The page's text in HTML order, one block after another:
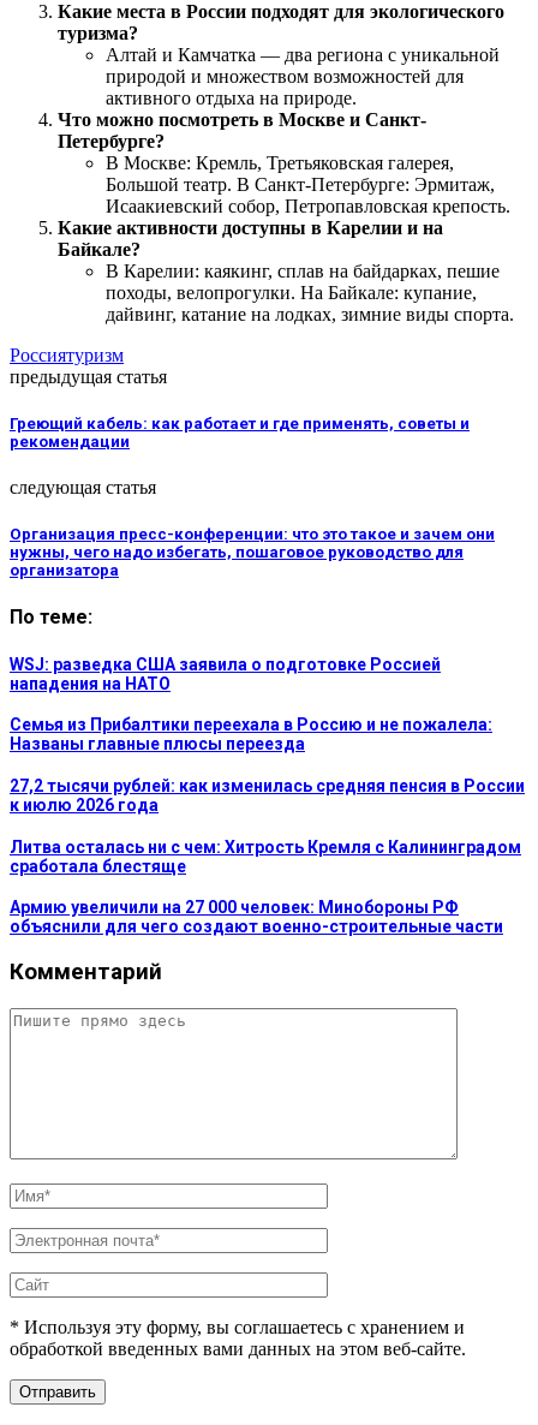
Какие места в России подходят для экологического
туризма?
Алтай и Камчатка — два региона с уникальной
природой и множеством возможностей для
активного отдыха на природе.
Что можно посмотреть в Москве и Санкт-
Петербурге?
В Москве: Кремль, Третьяковская галерея,
Большой театр. В Санкт-Петербурге: Эрмитаж,
Исаакиевский собор, Петропавловская крепость.
Какие активности доступны в Карелии и на
Байкале?
В Карелии: каякинг, сплав на байдарках, пешие
походы, велопрогулки. На Байкале: купание,
дайвинг, катание на лодках, зимние виды спорта.
Россиятуризм
предыдущая статья
Греющий кабель: как работает и где применять, советы и
рекомендации
следующая статья
Организация пресс-конференции: что это такое и зачем они
нужны, чего надо избегать, пошаговое руководство для
организатора
По теме:
WSJ: разведка США заявила о подготовке Россией
нападения на НАТО
Семья из Прибалтики переехала в Россию и не пожалела:
Названы главные плюсы переезда
27,2 тысячи рублей: как изменилась средняя пенсия в России
к июлю 2026 года
Литва осталась ни с чем: Хитрость Кремля с Калининградом
сработала блестяще
Армию увеличили на 27 000 человек: Минобороны РФ
объяснили для чего создают военно-строительные части
Комментарий
* Используя эту форму, вы соглашаетесь с хранением и
обработкой введенных вами данных на этом веб-сайте.